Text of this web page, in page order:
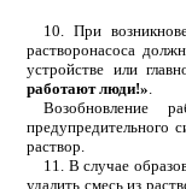
10. При
растворонасоса
устройстве или
работают люди!».
Возобновление
предупредительного
раствор.
11. В случае
удалить смесь из